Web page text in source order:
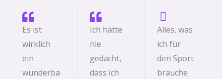
Es ist
wirklich
ein
wunderba
Ich hätte
nie
gedacht,
dass ich
Alles, was
ich für
den Sport
brauche